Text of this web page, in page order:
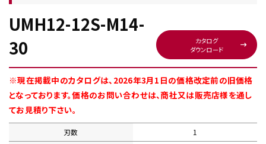
生産終了品
UMH12-12S-M14-
30
カタログ
ダウンロード
※現在掲載中のカタログは、2026年3月1日の価格改定前の旧価格
となっております。価格のお問い合わせは、商社又は販売店様を通し
てお見積り下さい。
刃数
1